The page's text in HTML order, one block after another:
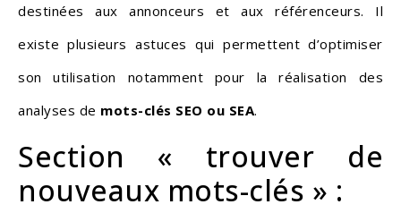
destinées aux annonceurs et aux référenceurs. Il
existe plusieurs astuces qui permettent d’optimiser
son utilisation notamment pour la réalisation des
analyses de mots-clés SEO ou SEA.
Section « trouver de
nouveaux mots-clés » :